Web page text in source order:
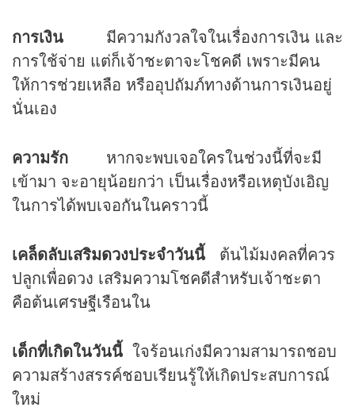
การเงิน มีความกังวลใจในเรื่องการเงิน และ
การใช้จ่าย แต่ก็เจ้าชะตาจะโชคดี เพราะมีคน
ให้การช่วยเหลือ หรืออุปถัมภ์ทางด้านการเงินอยู่
นั่นเอง
ความรัก หากจะพบเจอใครในช่วงนี้ที่จะมี
เข้ามา จะอายุน้อยกว่า เป็นเรื่องหรือเหตุบังเอิญ
ในการได้พบเจอกันในคราวนี้
เคล็ดลับเสริมดวงประจำวันนี้ ต้นไม้มงคลที่ควร
ปลูกเพื่อดวง เสริมความโชคดีสำหรับเจ้าชะตา
คือต้นเศรษฐีเรือนใน
เด็กที่เกิดในวันนี้ ใจร้อนเก่งมีความสามารถชอบ
ความสร้างสรรค์ชอบเรียนรู้ให้เกิดประสบการณ์
ใหม่